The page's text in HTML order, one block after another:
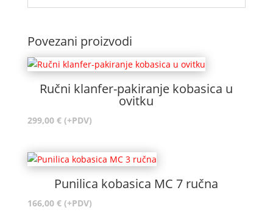
Povezani proizvodi
Ručni klanfer-pakiranje kobasica u
ovitku
299,00 € (+PDV)
Punilica kobasica MC 7 ručna
166,00 € (+PDV)